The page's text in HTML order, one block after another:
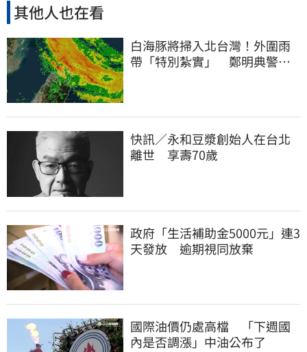
其他人也在看
白海豚將掃入北台灣！外圍雨
帶「特別紮實」 鄭明典警告
快訊／永和豆漿創始人在台北
離世 享壽70歲
政府「生活補助金5000元」連3
天發放 逾期視同放棄
國際油價仍處高檔 「下週國
內是否調漲」中油公布了